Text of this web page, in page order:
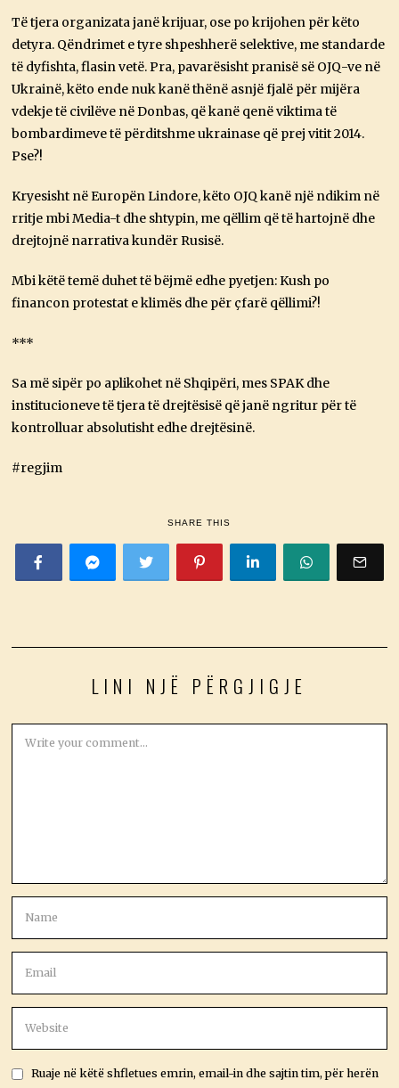
Të tjera organizata janë krijuar, ose po krijohen për këto
detyra. Qëndrimet e tyre shpeshherë selektive, me standarde
të dyfishta, flasin vetë. Pra, pavarësisht pranisë së OJQ-ve në
Ukrainë, këto ende nuk kanë thënë asnjë fjalë për mijëra
vdekje të civilëve në Donbas, që kanë qenë viktima të
bombardimeve të përditshme ukrainase që prej vitit 2014.
Pse?!
Kryesisht në Europën Lindore, këto OJQ kanë një ndikim në
rritje mbi Media-t dhe shtypin, me qëllim që të hartojnë dhe
drejtojnë narrativa kundër Rusisë.
Mbi këtë temë duhet të bëjmë edhe pyetjen: Kush po
financon protestat e klimës dhe për çfarë qëllimi?!
***
Sa më sipër po aplikohet në Shqipëri, mes SPAK dhe
institucioneve të tjera të drejtësisë që janë ngritur për të
kontrolluar absolutisht edhe drejtësinë.
#regjim
SHARE THIS
LINI NJË PËRGJIGJE
Ruaje në këtë shfletues emrin, email-in dhe sajtin tim, për herën